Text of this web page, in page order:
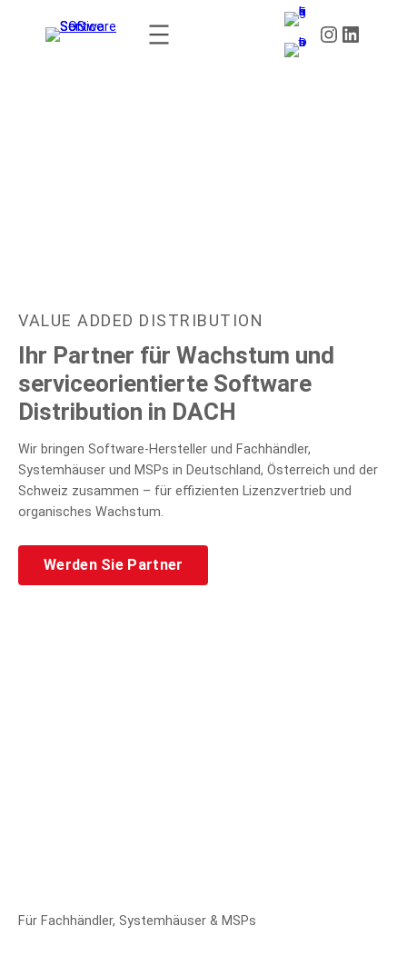
CHANNEL EXCELLENCE AWARDS 2027:
VALUE ADDED DISTRIBUTION
Ihr Partner für Wachstum und
serviceorientierte Software
Distribution in DACH
Wir bringen Software-Hersteller und Fachhändler,
Systemhäuser und MSPs in Deutschland, Österreich und der
Schweiz zusammen – für effizienten Lizenzvertrieb und
organisches Wachstum.
Werden Sie Partner
Für Fachhändler, Systemhäuser & MSPs